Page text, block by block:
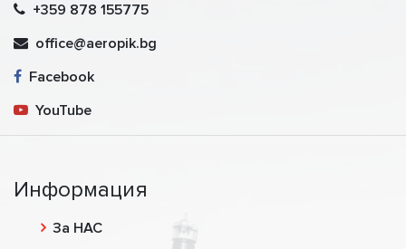
+359 878 155775
office@aeropik.bg
Facebook
YouTube
Информация
За НАС